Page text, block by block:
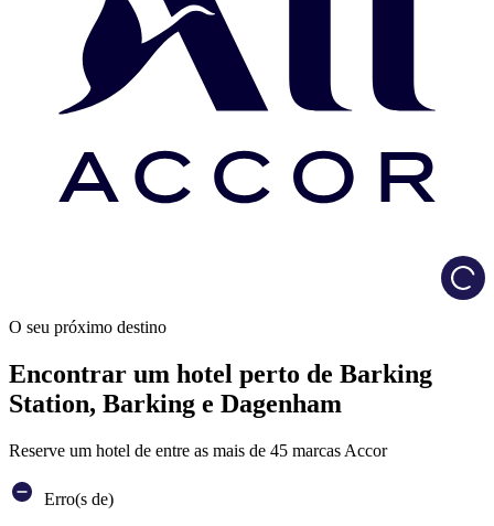
O seu próximo destino
Encontrar um hotel perto de Barking
Station, Barking e Dagenham
Reserve um hotel de entre as mais de 45 marcas Accor
Erro(s de)